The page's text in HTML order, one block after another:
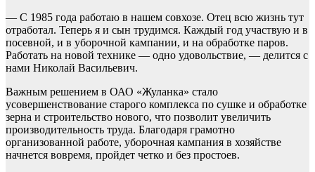
— С 1985 года работаю в нашем совхозе. Отец всю жизнь тут
отработал. Теперь я и сын трудимся. Каждый год участвую и в
посевной, и в уборочной кампании, и на обработке паров.
Работать на новой технике — одно удовольствие, — делится с
нами Николай Васильевич.
Важным решением в ОАО «Жуланка» стало
усовершенствование старого комплекса по сушке и обработке
зерна и строительство нового, что позволит увеличить
производительность труда. Благодаря грамотно
организованной работе, уборочная кампания в хозяйстве
начнется вовремя, пройдет четко и без простоев.